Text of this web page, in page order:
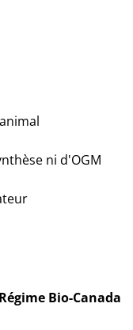
ni d'OGM
Bio-Canada